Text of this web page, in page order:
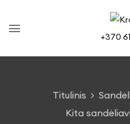
+370
Titulinis
Kita